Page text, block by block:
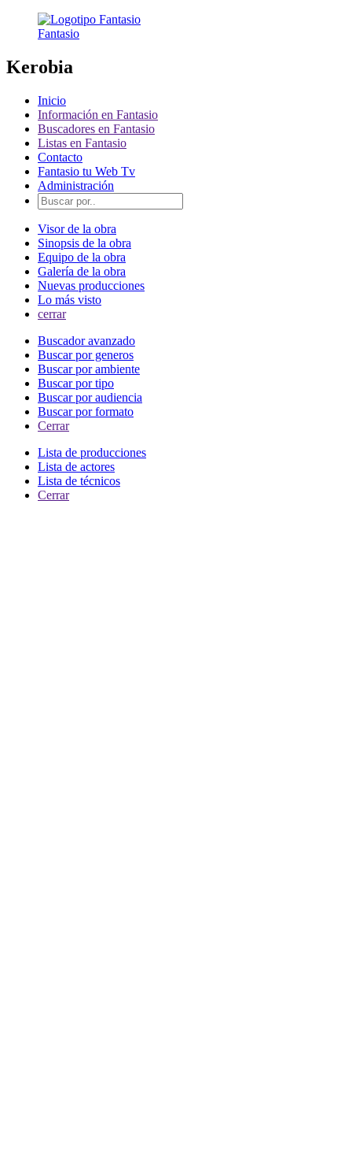
Fantasio
Kerobia
Inicio
Información en Fantasio
Buscadores en Fantasio
Listas en Fantasio
Contacto
Fantasio tu Web Tv
Administración
Visor de la obra
Sinopsis de la obra
Equipo de la obra
Galería de la obra
Nuevas producciones
Lo más visto
cerrar
Buscador avanzado
Buscar por generos
Buscar por ambiente
Buscar por tipo
Buscar por audiencia
Buscar por formato
Cerrar
Lista de producciones
Lista de actores
Lista de técnicos
Cerrar